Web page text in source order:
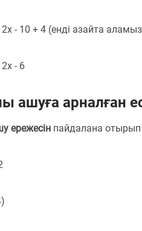
- 10 + 4 (енді азайта
- 6
ашуға арналған
ережесін пайдалана